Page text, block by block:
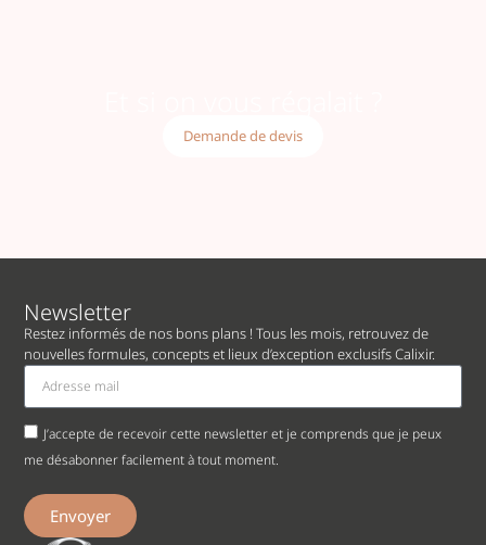
Demande de devis
Newsletter
Restez informés de nos bons plans ! Tous les mois, retrouvez de
nouvelles formules, concepts et lieux d’exception exclusifs Calixir.
J’accepte de recevoir cette newsletter et je comprends que je peux
me désabonner facilement à tout moment.
Envoyer